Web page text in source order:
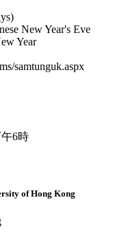
New Year's Eve
Year
samtunguk.aspx
6時
of Hong Kong